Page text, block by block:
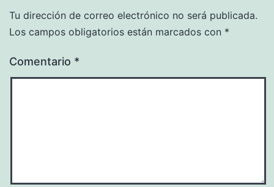
Tu dirección de correo electrónico no será publicada.
Los campos obligatorios están marcados con *
Comentario *